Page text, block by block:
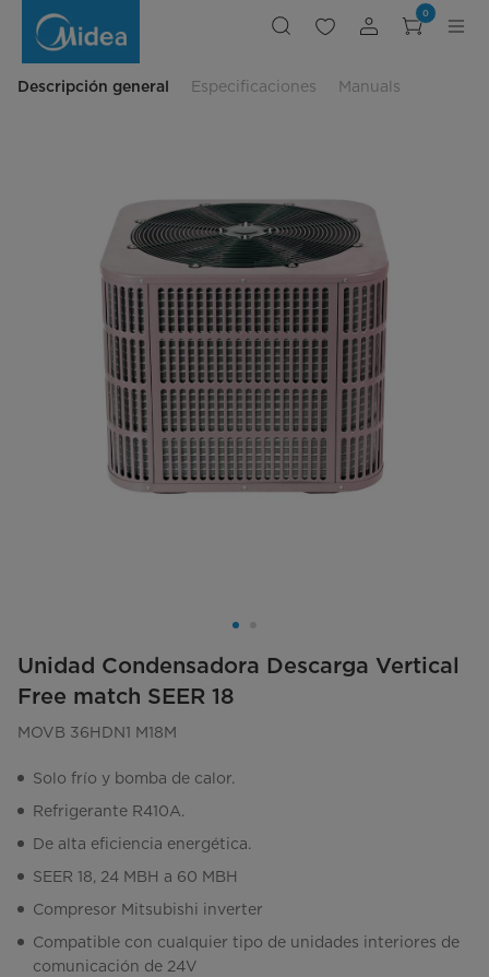
Condensadora
Descarga
SEER
0
Descripción general Especificaciones Manuals
Unidad Condensadora Descarga Vertical
Free match SEER 18
MOVB 36HDN1 M18M
Solo frío y bomba de calor.
Refrigerante R410A.
De alta eficiencia energética.
SEER 18, 24 MBH a 60 MBH
Compresor Mitsubishi inverter
Compatible con cualquier tipo de unidades interiores de
comunicación de 24V